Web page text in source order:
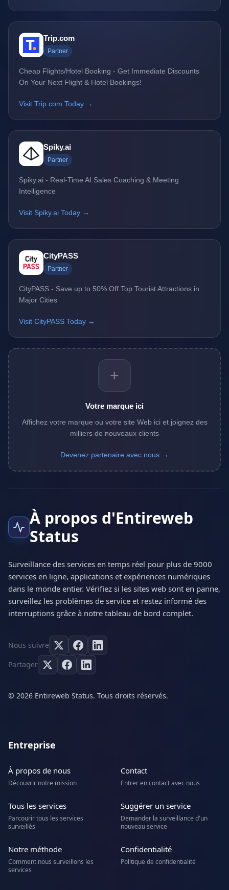
Trip.com
Partner
Cheap Flights/Hotel Booking - Get Immediate Discounts
On Your Next Flight & Hotel Bookings!
Visit Trip.com Today →
Spiky.ai
Partner
Spiky.ai - Real-Time AI Sales Coaching & Meeting
Intelligence
Visit Spiky.ai Today →
CityPASS
Partner
CityPASS - Save up to 50% Off Top Tourist Attractions in
Major Cities
Visit CityPASS Today →
+
Votre marque ici
Affichez votre marque ou votre site Web ici et joignez des
milliers de nouveaux clients
Devenez partenaire avec nous →
À propos d'Entireweb
Status
Surveillance des services en temps réel pour plus de 9000
services en ligne, applications et expériences numériques
dans le monde entier. Vérifiez si les sites web sont en panne,
surveillez les problèmes de service et restez informé des
interruptions grâce à notre tableau de bord complet.
Nous suivre
Partager
© 2026 Entireweb Status. Tous droits réservés.
Entreprise
À propos de nous
Découvrir notre mission
Contact
Entrer en contact avec nous
Tous les services
Parcourir tous les services
surveillés
Suggérer un service
Demander la surveillance d'un
nouveau service
Notre méthode
Comment nous surveillons les
services
Confidentialité
Politique de confidentialité